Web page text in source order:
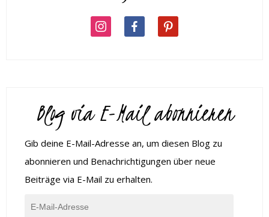
Blog via E-Mail abonnieren
Gib deine E-Mail-Adresse an, um diesen Blog zu
abonnieren und Benachrichtigungen über neue
Beiträge via E-Mail zu erhalten.